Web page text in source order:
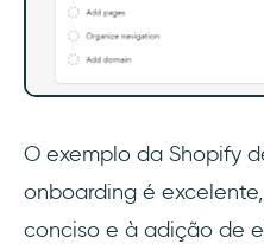
O exemplo da Shopify
onboarding é
conciso e à adição de